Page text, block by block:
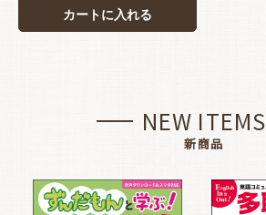
カートに入れる
NEW ITEMS
新商品